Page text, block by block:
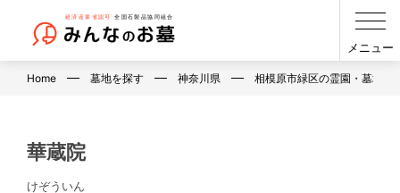
メニュー
Home 墓地を探す 神奈川県 相模原市緑区の霊園・墓地・
華蔵院
けぞういん